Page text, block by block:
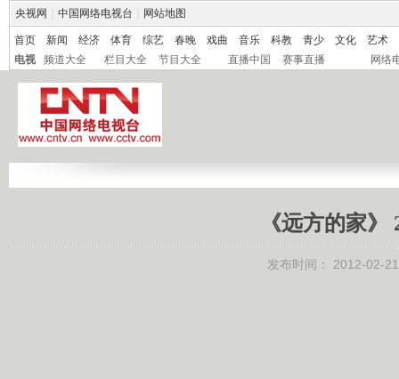
央视网 中国网络电视台 网站地图
首页 新闻 经济 体育 综艺 春晚 戏曲 音乐 科教 青少 文化
艺术
电视
频道大全 栏目大全 节目大全 直播中国 赛事直播 网络
《远方的家》
发布时间： 2012-02-